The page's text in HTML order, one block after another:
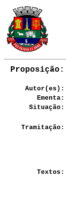
Proposição:
Autor(es):
Ementa:
Situação:
Tramitação:
Textos: